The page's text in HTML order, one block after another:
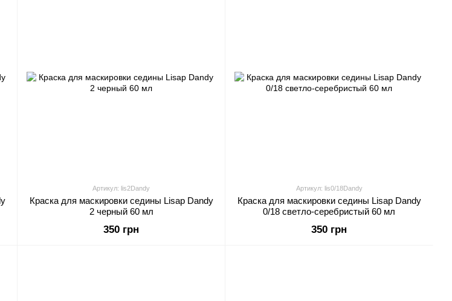
Артикул: lis2Dandy
Краска для маскировки седины Lisap Dandy
2 черный 60 мл
350 грн
Артикул: lis0/18Dandy
Краска для маскировки седины Lisap Dandy
0/18 светло-серебристый 60 мл
350 грн